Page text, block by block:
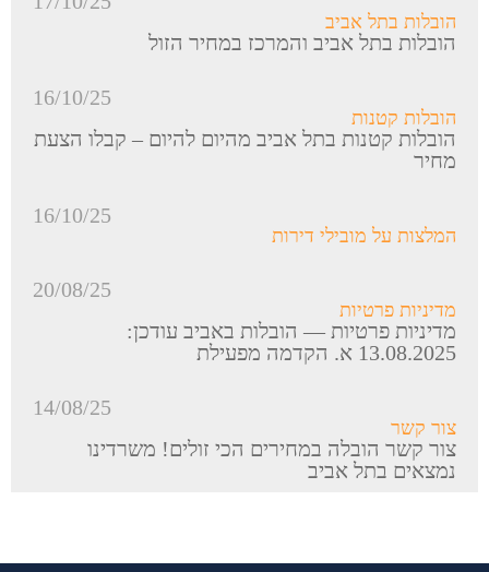
הובלות בתל אביב
הובלות בתל אביב והמרכז במחיר הזול
16/10/25
הובלות קטנות
הובלות קטנות בתל אביב מהיום להיום – קבלו הצעת
מחיר
16/10/25
המלצות על מובילי דירות
20/08/25
מדיניות פרטיות
מדיניות פרטיות — הובלות באביב עודכן:
13.08.2025 א. הקדמה מפעילת
14/08/25
צור קשר
צור קשר הובלה במחירים הכי זולים! משרדינו
נמצאים בתל אביב